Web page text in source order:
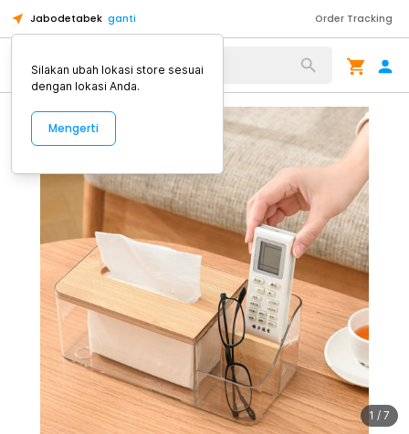
Jabodetabek ganti Order Tracking
Alat Kopi
1 / 7
Silakan ubah lokasi store sesuai
dengan lokasi Anda.
Mengerti